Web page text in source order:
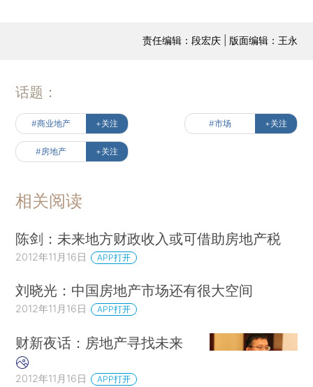
责任编辑：段宏庆 | 版面编辑：王永
话题：
#商业地产 +关注 #市场 +关注
#房地产 +关注
相关阅读
陈剑：未来地方财政收入或可借助房地产税
2012年11月16日 APP打开
刘晓光：中国房地产市场还有很大空间
2012年11月16日 APP打开
财新夜话：房地产寻找未来
2012年11月16日 APP打开